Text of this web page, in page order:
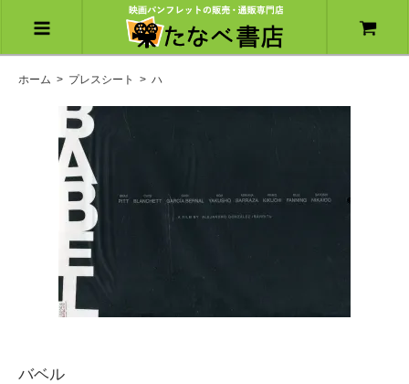
ホーム > プレスシート > ハ
バベル